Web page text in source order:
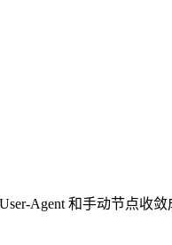
Agent 和手动节点收